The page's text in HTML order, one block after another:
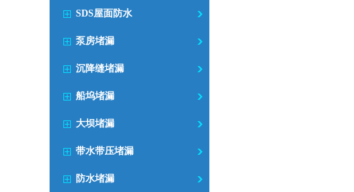
SDS屋面防水
泵房堵漏
沉降缝堵漏
船坞堵漏
大坝堵漏
带水带压堵漏
防水堵漏